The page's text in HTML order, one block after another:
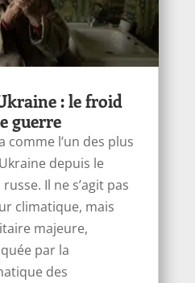
: le froid
guerre
comme l’un des plus
depuis le
Il ne s’agit pas
climatique, mais
majeure,
par la
des